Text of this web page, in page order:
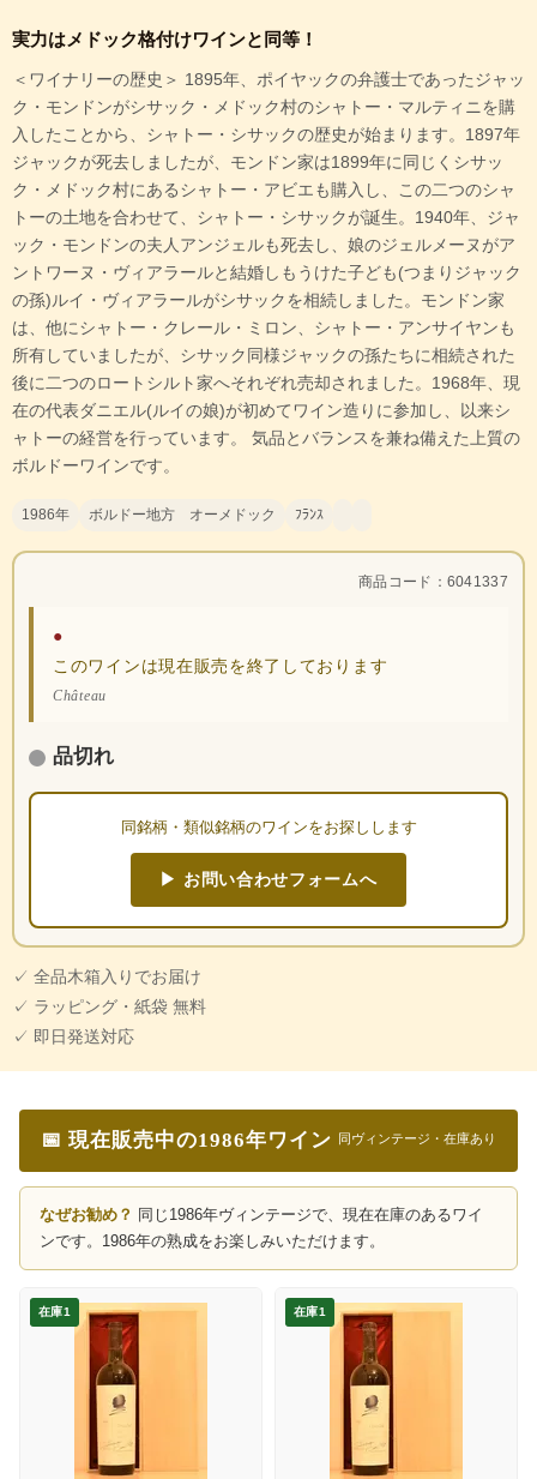
実力はメドック格付けワインと同等！
＜ワイナリーの歴史＞ 1895年、ポイヤックの弁護士であったジャッ
ク・モンドンがシサック・メドック村のシャトー・マルティニを購
入したことから、シャトー・シサックの歴史が始まります。1897年
ジャックが死去しましたが、モンドン家は1899年に同じくシサッ
ク・メドック村にあるシャトー・アビエも購入し、この二つのシャ
トーの土地を合わせて、シャトー・シサックが誕生。1940年、ジャ
ック・モンドンの夫人アンジェルも死去し、娘のジェルメーヌがア
ントワーヌ・ヴィアラールと結婚しもうけた子ども(つまりジャック
の孫)ルイ・ヴィアラールがシサックを相続しました。モンドン家
は、他にシャトー・クレール・ミロン、シャトー・アンサイヤンも
所有していましたが、シサック同様ジャックの孫たちに相続された
後に二つのロートシルト家へそれぞれ売却されました。1968年、現
在の代表ダニエル(ルイの娘)が初めてワイン造りに参加し、以来シ
ャトーの経営を行っています。 気品とバランスを兼ね備えた上質の
ボルドーワインです。
1986年 ボルドー地方 オーメドック ﾌﾗﾝｽ
商品コード：6041337
●
このワインは現在販売を終了しております
Château
品切れ
同銘柄・類似銘柄のワインをお探しします
▶ お問い合わせフォームへ
✓ 全品木箱入りでお届け
✓ ラッピング・紙袋 無料
✓ 即日発送対応
📅 現在販売中の1986年ワイン 同ヴィンテージ・在庫あり
なぜお勧め？ 同じ1986年ヴィンテージで、現在在庫のあるワイ
ンです。1986年の熟成をお楽しみいただけます。
在庫1 在庫1